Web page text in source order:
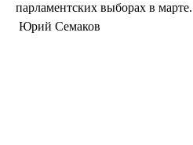
парламентских выборах в марте.
Юрий Семаков